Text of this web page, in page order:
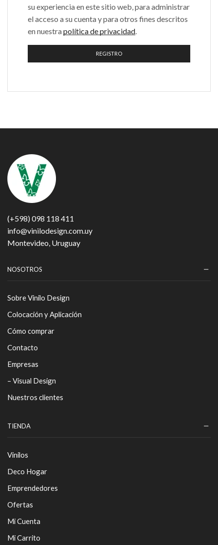
su experiencia en este sitio web, para administrar
el acceso a su cuenta y para otros fines descritos
en nuestrapolítica de privacidad.
REGISTRO
(+598) 098 118 411
info@vinilodesign.com.uy
Montevideo, Uruguay
NOSOTROS
Sobre Vinilo Design
Colocación y Aplicación
Cómo comprar
Contacto
Empresas
– Visual Design
Nuestros clientes
TIENDA
Vinilos
Deco Hogar
Emprendedores
Ofertas
Mi Cuenta
Mi Carrito